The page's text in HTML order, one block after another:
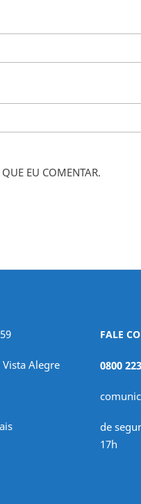
EU COMENTAR.
Vista Alegre
FALE
0800
de
17h